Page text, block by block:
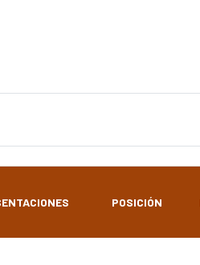
POSICIÓN